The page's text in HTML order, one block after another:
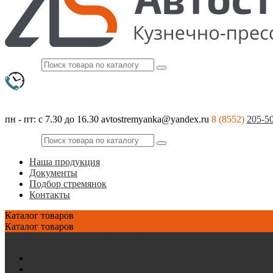
пн - пт: с 7.30 до 16.30 avtostremyanka@yandex.ru 8 (8552) 205-
Наша продукция
Документы
Подбор стремянок
Контакты
Каталог товаров
Каталог товаров